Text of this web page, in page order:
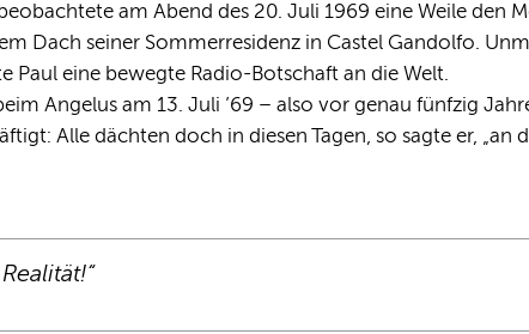
am Abend des 20. Juli 1969 eine Weile den
Dach seiner Sommerresidenz in Castel Gandolfo.
Paul eine bewegte Radio-Botschaft an die Welt.
Angelus am 13. Juli ’69 – also vor genau fünfzig
Alle dächten doch in diesen Tagen, so sagte er, „an